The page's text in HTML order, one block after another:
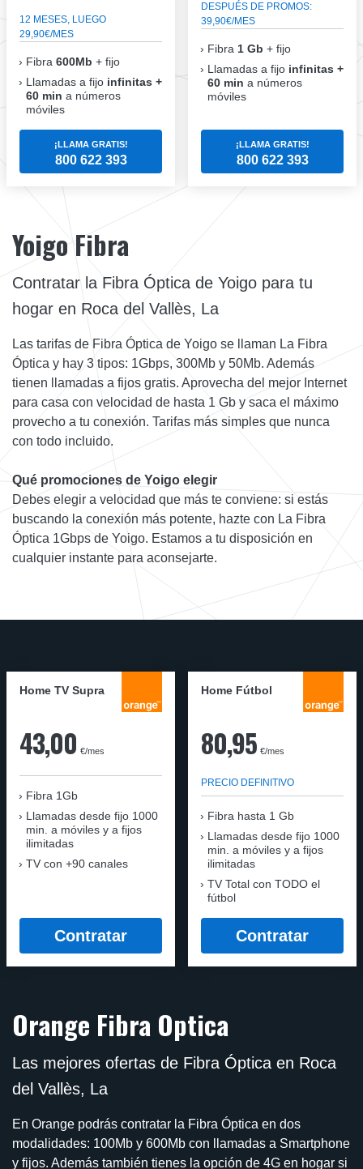
12 MESES, LUEGO
29,90€/MES
Fibra 600Mb + fijo
Llamadas a fijo infinitas +
60 min a números
móviles
¡LLAMA GRATIS!
800 622 393
DESPUÉS DE PROMOS:
39,90€/MES
Fibra 1 Gb + fijo
Llamadas a fijo infinitas +
60 min a números
móviles
¡LLAMA GRATIS!
800 622 393
Yoigo Fibra
Contratar la Fibra Óptica de Yoigo para tu
hogar en Roca del Vallès, La
Las tarifas de Fibra Óptica de Yoigo se llaman La Fibra
Óptica y hay 3 tipos: 1Gbps, 300Mb y 50Mb. Además
tienen llamadas a fijos gratis. Aprovecha del mejor Internet
para casa con velocidad de hasta 1 Gb y saca el máximo
provecho a tu conexión. Tarifas más simples que nunca
con todo incluido.
Qué promociones de Yoigo elegir
Debes elegir a velocidad que más te conviene: si estás
buscando la conexión más potente, hazte con La Fibra
Óptica 1Gbps de Yoigo. Estamos a tu disposición en
cualquier instante para aconsejarte.
Home TV Supra
43,00 €/mes
Fibra 1Gb
Llamadas desde fijo 1000
min. a móviles y a fijos
ilimitadas
TV con +90 canales
Contratar
Home Fútbol
80,95 €/mes
PRECIO DEFINITIVO
Fibra hasta 1 Gb
Llamadas desde fijo 1000
min. a móviles y a fijos
ilimitadas
TV Total con TODO el
fútbol
Contratar
Orange Fibra Optica
Las mejores ofertas de Fibra Óptica en Roca
del Vallès, La
En Orange podrás contratar la Fibra Óptica en dos
modalidades: 100Mb y 600Mb con llamadas a Smartphone
y fijos. Además también tienes la opción de 4G en hogar si